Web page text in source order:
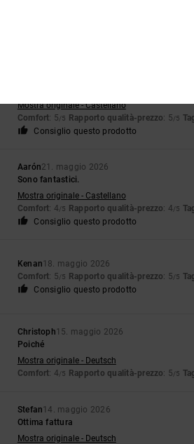
Mostra originale - Castellano
Comfort: 5/5 Rapporto qualità-prezzo: 5/5
Consiglio questo prodotto
Aarón21. maggio 2026
Sono fantastici.
Mostra originale - Castellano
Comfort: 4/5 Rapporto qualità-prezzo: 4/5
Consiglio questo prodotto
Kenan18. maggio 2026
Comfort: 5/5 Rapporto qualità-prezzo: 5/5
Consiglio questo prodotto
Christoph15. maggio 2026
Poiché
Mostra originale - Deutsch
Comfort: 4/5 Rapporto qualità-prezzo: 5/5
Stefan14. maggio 2026
Ottima fattura
Mostra originale - Deutsch